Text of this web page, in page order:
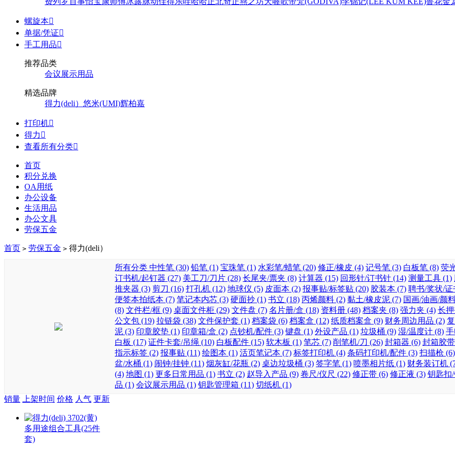
螺旋本
单据/凭证
手工用品
推荐品类
会议展示用品
精选品牌
得力(deli） 悠米(UMI)辉柏嘉
打印机
得力 
查看所有分类
首页
积分兑换
OA用纸
办公设备
生活用品
办公文具
劳保五金
首页 > 劳保五金 > 得力(deli）
所有分类 中性笔 (30) 铅笔 (1) 宝珠笔 (1) 水彩笔/蜡笔 (20) 修正/橡皮 (4) 记号笔 (3) 白板笔 (8) 荧
订书机/起钉器 (27) 美工刀/刀片 (28) 长尾夹/票夹 (8) 计算器 (15) 回形针/订书针 (14) 测量工具 (1)
推夹器 (3) 剪刀 (16) 打孔机 (12) 地球仪 (5) 皮面本 (2) 报事贴/标签贴 (20) 胶装本 (7) 聘书/奖状/证
便签本拍纸本 (7) 笔记本内芯 (3) 硬面抄 (1) 书立 (18) 丙烯颜料 (2) 黏土/橡皮泥 (7) 国画/油画/颜
(8) 文件栏/框 (9) 桌面文件柜 (29) 文件盘 (7) 名片册/盒 (18) 资料册 (48) 档案夹 (8) 强力夹 (4) 长
公文包 (19) 拉链袋 (38) 文件保护套 (1) 档案袋 (6) 档案盒 (12) 纸质档案盒 (9) 财务周边用品 (2)
泥 (3) 印章胶垫 (1) 印章箱/盒 (2) 点钞机/配件 (3) 键盘 (1) 外设产品 (1) 垃圾桶 (9) 湿/温度计 (8)
白板 (17) 证件卡套/吊绳 (10) 白板配件 (15) 软木板 (1) 笔芯 (7) 削笔机/刀 (26) 封箱器 (6) 封箱胶
指示标签 (2) 报事贴 (11) 绘图本 (1) 活页笔记本 (7) 标签打印机 (4) 条码打印机/配件 (3) 扫描枪 (6)
盆/水桶 (1) 闹钟/挂钟 (11) 烟灰缸/花瓶 (2) 桌边垃圾桶 (3) 签字笔 (1) 喷墨相片纸 (1) 财务装订机
(4) 地图 (1) 更多日常用品 (1) 书立 (2) 赵导入产品 (9) 卷尺/仪尺 (22) 修正带 (6) 修正液 (3) 钥匙扣
品 (1) 会议展示用品 (1) 钥匙管理箱 (11) 切纸机 (1)
销量
上架时间 价格 人气 更新